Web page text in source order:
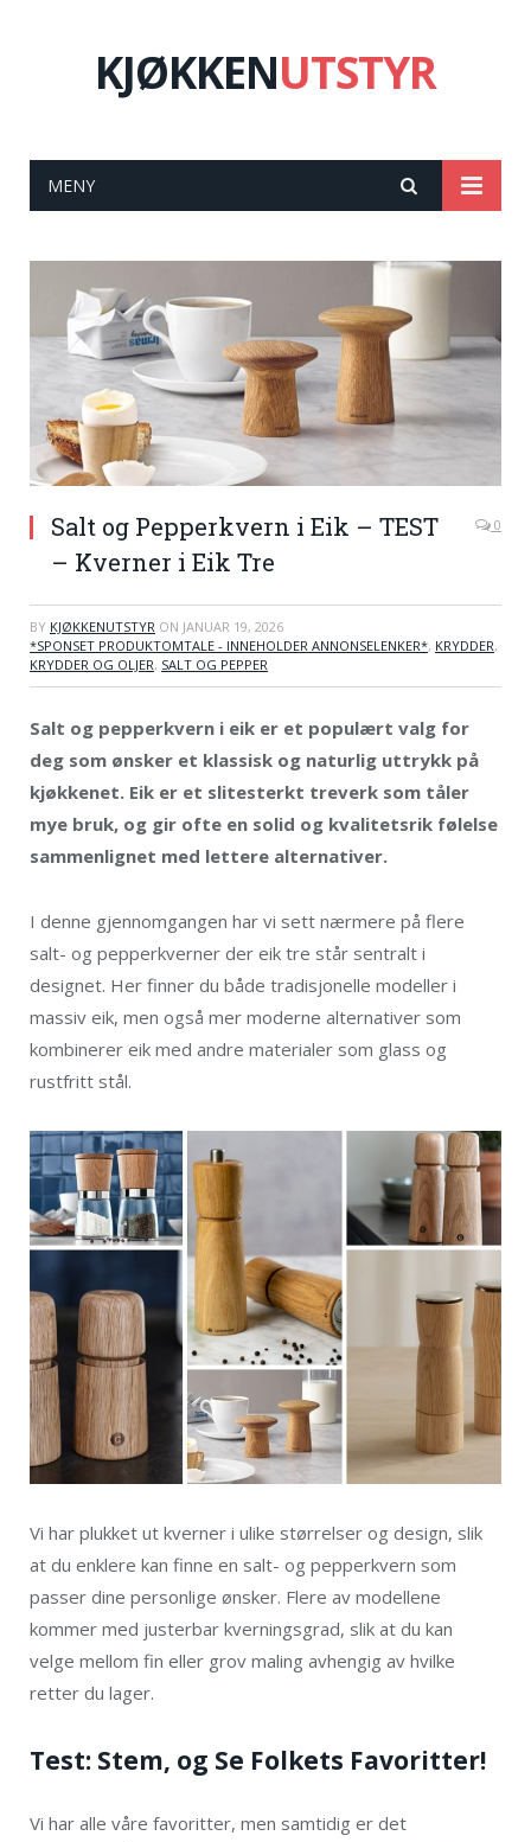
KJØKKENUTSTYR
MENY
Salt og Pepperkvern i Eik – TEST
– Kverner i Eik Tre
0
BY KJØKKENUTSTYR ON JANUAR 19, 2026
*SPONSET PRODUKTOMTALE - INNEHOLDER ANNONSELENKER*, KRYDDER,
KRYDDER OG OLJER, SALT OG PEPPER
Salt og pepperkvern i eik er et populært valg for
deg som ønsker et klassisk og naturlig uttrykk på
kjøkkenet. Eik er et slitesterkt treverk som tåler
mye bruk, og gir ofte en solid og kvalitetsrik følelse
sammenlignet med lettere alternativer.
I denne gjennomgangen har vi sett nærmere på flere
salt- og pepperkverner der eik tre står sentralt i
designet. Her finner du både tradisjonelle modeller i
massiv eik, men også mer moderne alternativer som
kombinerer eik med andre materialer som glass og
rustfritt stål.
Vi har plukket ut kverner i ulike størrelser og design, slik
at du enklere kan finne en salt- og pepperkvern som
passer dine personlige ønsker. Flere av modellene
kommer med justerbar kverningsgrad, slik at du kan
velge mellom fin eller grov maling avhengig av hvilke
retter du lager.
Test: Stem, og Se Folkets Favoritter!
Vi har alle våre favoritter, men samtidig er det